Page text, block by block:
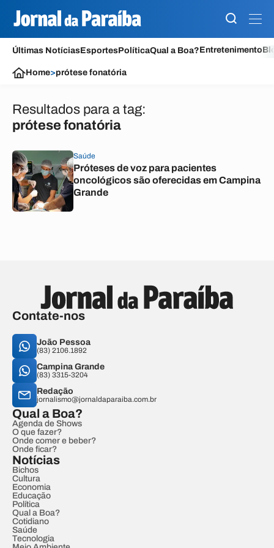
Últimas NotíciasEsportesPolíticaQual a Boa?Entretenimento
Home>prótese fonatória
Resultados para a tag:
prótese fonatória
Saúde
Próteses de voz para pacientes
oncológicos são oferecidas em Campina
Grande
Contate-nos
João Pessoa
(83) 2106.1892
Campina Grande
(83) 3315-3204
Redação
jornalismo@jornaldaparaiba.com.br
Qual a Boa?
Agenda de Shows
O que fazer?
Onde comer e beber?
Onde ficar?
Notícias
Bichos
Cultura
Economia
Educação
Política
Qual a Boa?
Cotidiano
Saúde
Tecnologia